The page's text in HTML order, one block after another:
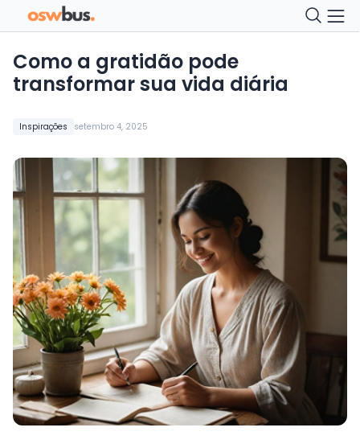
Inspirações setembro 4, 2025
Como a gratidão pode
transformar sua vida diária